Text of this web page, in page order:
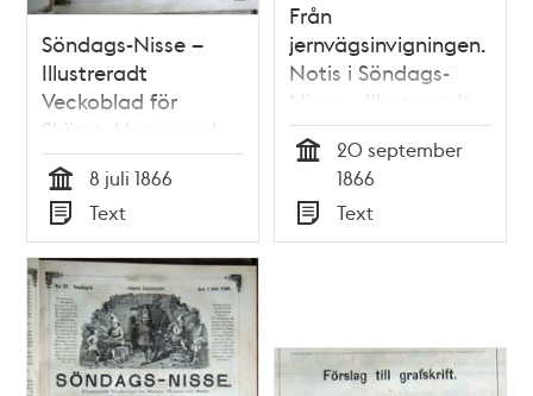
Söndags-Nisse –
Illustreradt
Veckoblad för
Skämt, Humor och
Satir, nr 28, den 8
juli 1866
Tid
8 juli 1866
Typ
Text
Från
jernvägsinvigningen.
Notis i Söndags-
Nisse – Illustreradt
Veckoblad för
Skämt, Humor och
Satir, nr 39, den 23
september 1866
20 september
1866
Typ
Text